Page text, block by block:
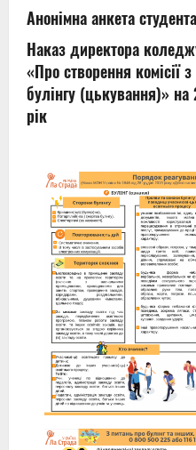
Анонімна анкета
Наказ директора
«Про створення комісії
булінгу (цькування)»
рік